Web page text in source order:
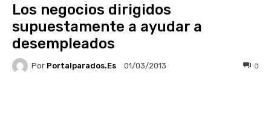
Los negocios dirigidos
supuestamente a ayudar a
desempleados
Por Portalparados.es 01/03/2013 0